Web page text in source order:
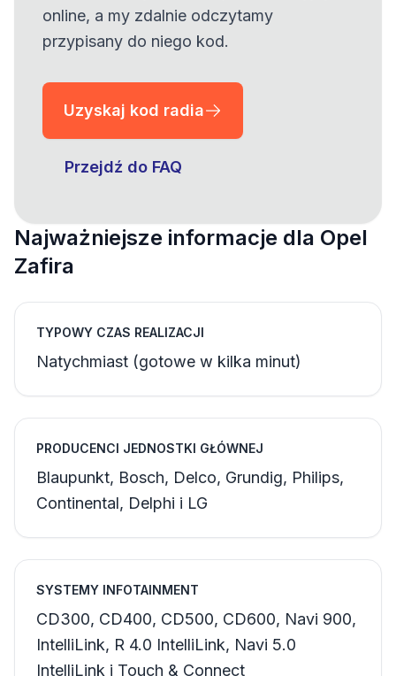
online, a my zdalnie odczytamy
przypisany do niego kod.
Uzyskaj kod radia
Przejdź do FAQ
Najważniejsze informacje dla Opel
Zafira
TYPOWY CZAS REALIZACJI
Natychmiast (gotowe w kilka minut)
PRODUCENCI JEDNOSTKI GŁÓWNEJ
Blaupunkt, Bosch, Delco, Grundig, Philips,
Continental, Delphi i LG
SYSTEMY INFOTAINMENT
CD300, CD400, CD500, CD600, Navi 900,
IntelliLink, R 4.0 IntelliLink, Navi 5.0
IntelliLink i Touch & Connect